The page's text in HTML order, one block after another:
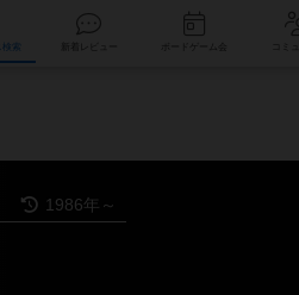
ータベース
1986年～